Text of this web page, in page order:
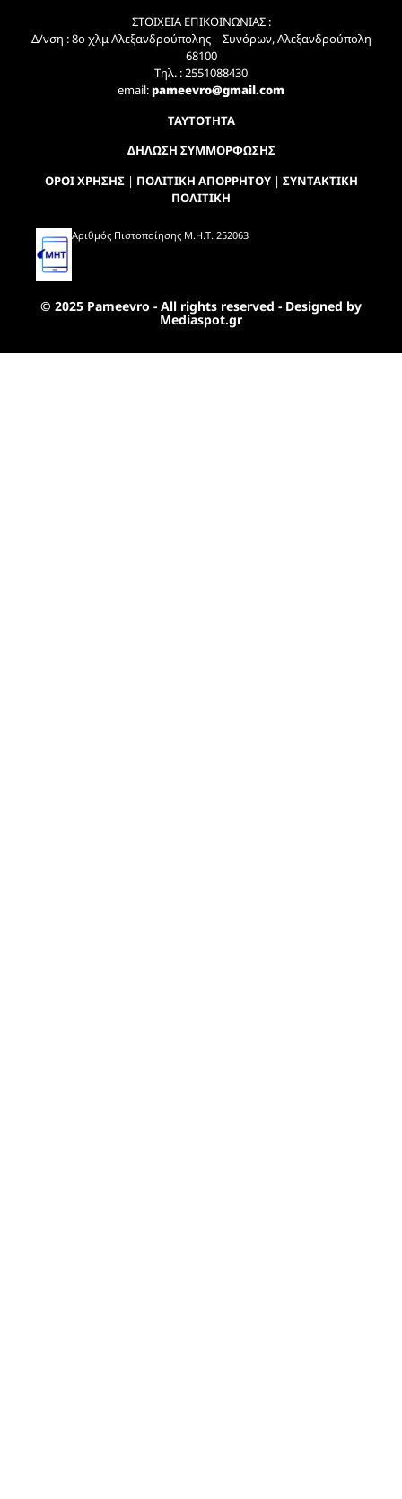
ΣΤΟΙΧΕΙΑ ΕΠΙΚΟΙΝΩΝΙΑΣ :
Δ/νση : 8ο χλμ Αλεξανδρούπολης – Συνόρων, Αλεξανδρούπολη
68100
Τηλ. : 2551088430
email:pameevro@gmail.com
ΤΑΥΤΟΤΗΤΑ
ΔΗΛΩΣΗ ΣΥΜΜΟΡΦΩΣΗΣ
ΟΡΟΙ ΧΡΗΣΗΣ| ΠΟΛΙΤΙΚΗ ΑΠΟΡΡΗΤΟΥ| ΣΥΝΤΑΚΤΙΚΗ
ΠΟΛΙΤΙΚΗ
Αριθμός Πιστοποίησης Μ.Η.Τ. 252063
© 2025 Pameevro - All rights reserved - Designed by
Mediaspot.gr